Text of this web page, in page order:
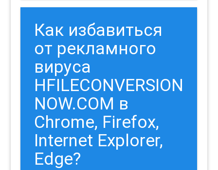
Как избавиться
от рекламного
вируса
HFILECONVERSION
NOW.COM в
Chrome, Firefox,
Internet Explorer,
Edge?